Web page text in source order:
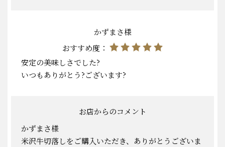
かずまさ様
おすすめ度：
安定の美味しさでした?
いつもありがとう?ございます?
お店からのコメント
かずまさ様
米沢牛切落しをご購入いただき、ありがとうございま